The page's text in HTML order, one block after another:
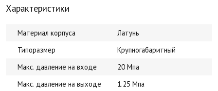
Характеристики
Материал корпуса
Латунь
Типоразмер
Крупногабаритный
Макс. давление на входе
20 Мпа
Макс. давление на выходе
1.25 Мпа